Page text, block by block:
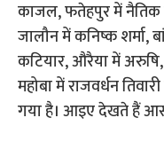
काजल, फतेहपुर में नैतिक
जालौन में कनिष्क शर्मा,
कटियार, औरैया में अरुषि,
महोबा में राजवर्धन
गया है। आइए देखते हैं